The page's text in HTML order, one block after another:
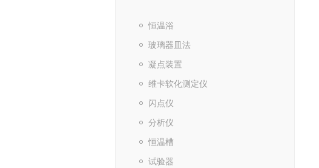
恒温浴
玻璃器皿法
凝点装置
维卡软化测定仪
闪点仪
分析仪
恒温槽
试验器